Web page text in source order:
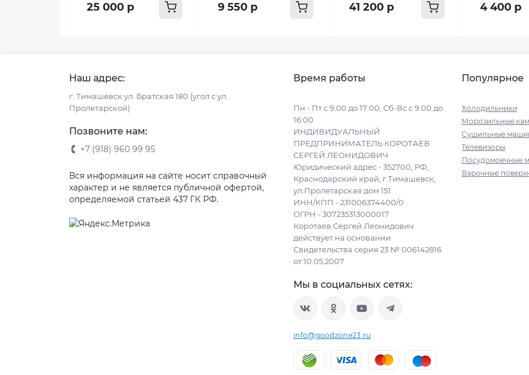
25 000 р 9 550 р 41 200 р 4 400 р
Наш адрес:
г. Тимашевск ул. Братская 180 (угол с ул.
Пролетарской)
Позвоните нам:
+7 (918) 960 99 95
Вся информация на сайте носит справочный
характер и не является публичной офертой,
определяемой статьей 437 ГК РФ.
Время работы
Пн - Пт с 9:00 до 17:00, Сб-Вс с 9:00 до
16:00
ИНДИВИДУАЛЬНЫЙ
ПРЕДПРИНИМАТЕЛЬ КОРОТАЕВ
СЕРГЕЙ ЛЕОНИДОВИЧ
Юридический адрес - 352700, РФ,
Краснодарский край, г.Тимашевск,
ул.Пролетарская дом 151
ИНН/КПП - 231006374400/0
ОГРН - 307235313000017
Коротаев Сергей Леонидович
действует на основании
Свидетельства серия 23 № 006142816
от 10.05.2007
Мы в социальных сетях:
info@goodzone23.ru
Популярное
Холодильники
Морозильные
Сушильные
Телевизоры
Посудомоечные
Варочные